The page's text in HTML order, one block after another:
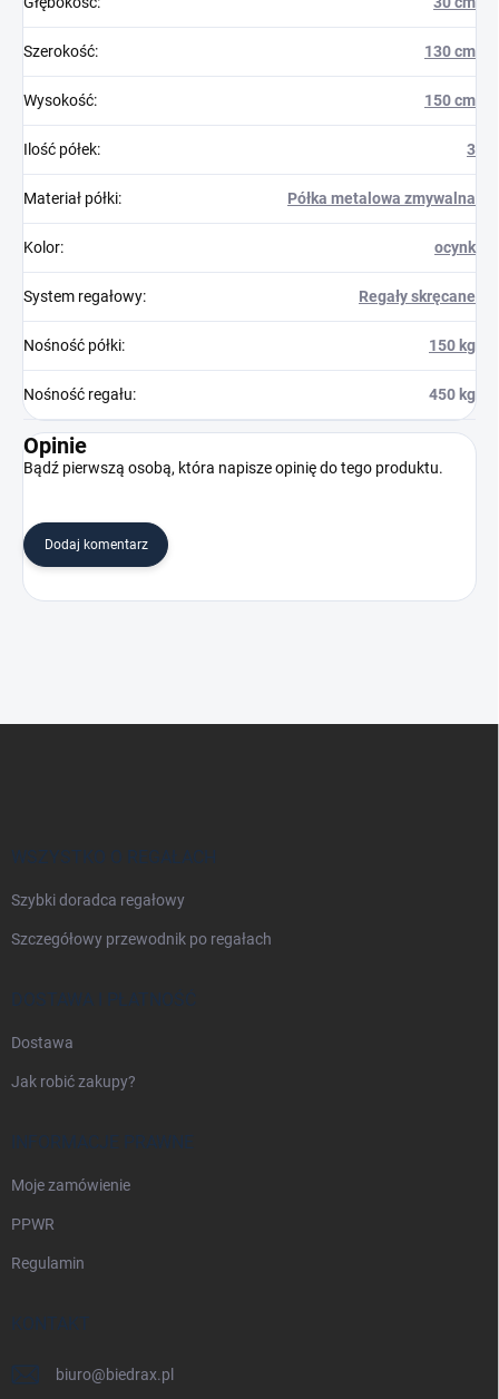
Szerokość: 130 cm
Wysokość: 150 cm
Ilość półek: 3
Materiał półki: Półka metalowa zmywalna
Kolor: ocynk
System regałowy: Regały skręcane
Nośność półki: 150 kg
Nośność regału: 450 kg
Opinie
Bądź pierwszą osobą, która napisze opinię do tego produktu.
Dodaj komentarz
WSZYSTKO O REGAŁACH
Szybki doradca regałowy
Szczegółowy przewodnik po regałach
DOSTAWA I PŁATNOŚĆ
Dostawa
Jak robić zakupy?
INFORMACJE PRAWNE
Moje zamówienie
PPWR
Regulamin
KONTAKT
biuro@biedrax.pl